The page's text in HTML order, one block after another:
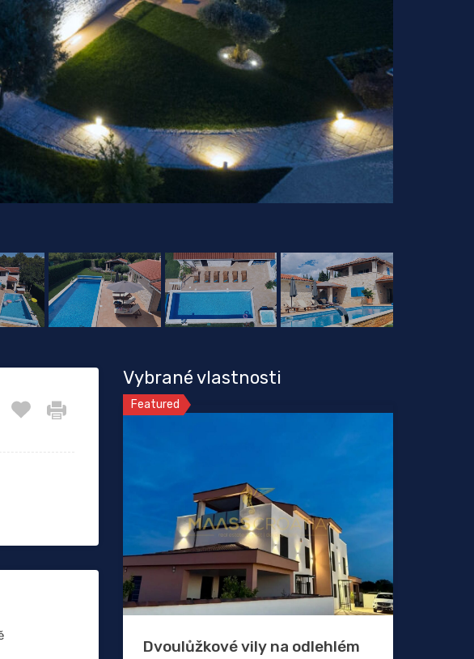
Vybrané vlastnosti
Featured
Dvoulůžkové vily na odlehlém